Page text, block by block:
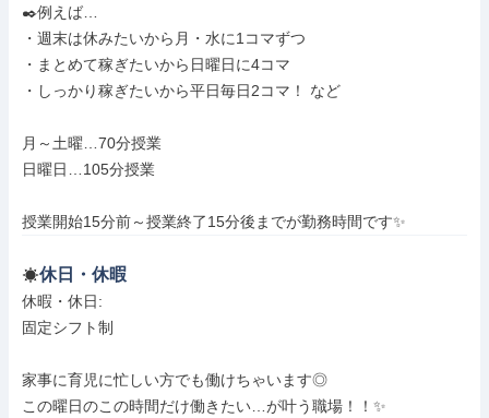
✒️例えば…
・週末は休みたいから月・水に1コマずつ
・まとめて稼ぎたいから日曜日に4コマ
・しっかり稼ぎたいから平日毎日2コマ！ など
月～土曜…70分授業
日曜日…105分授業
授業開始15分前～授業終了15分後までが勤務時間です✨
休日・休暇
休暇・休日:
️固定シフト制️
家事に育児に忙しい方でも働けちゃいます◎
この曜日のこの時間だけ働きたい…が叶う職場！！✨